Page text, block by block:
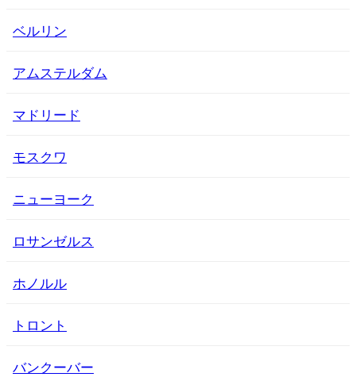
ベルリン
アムステルダム
マドリード
モスクワ
ニューヨーク
ロサンゼルス
ホノルル
トロント
バンクーバー